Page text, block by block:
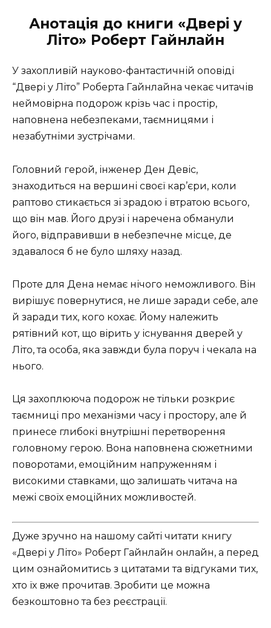
Анотація до книги «Двері у
Літо» Роберт Гайнлайн
У захопливій науково-фантастичній оповіді
“Двері у Літо” Роберта Гайнлайна чекає читачів
неймовірна подорож крізь час і простір,
наповнена небезпеками, таємницями і
незабутніми зустрічами.
Головний герой, інженер Ден Девіс,
знаходиться на вершині своєї кар’єри, коли
раптово стикається зі зрадою і втратою всього,
що він мав. Його друзі і наречена обманули
його, відправивши в небезпечне місце, де
здавалося б не було шляху назад.
Проте для Дена немає нічого неможливого. Він
вирішує повернутися, не лише заради себе, але
й заради тих, кого кохає. Йому належить
рятівний кот, що вірить у існування дверей у
Літо, та особа, яка завжди була поруч і чекала на
нього.
Ця захоплююча подорож не тільки розкриє
таємниці про механізми часу і простору, але й
принесе глибокі внутрішні перетворення
головному герою. Вона наповнена сюжетними
поворотами, емоційним напруженням і
високими ставками, що залишать читача на
межі своїх емоційних можливостей.
Дуже зручно на нашому сайті читати книгу
«Двері у Літо» Роберт Гайнлайн онлайн, а перед
цим ознайомитись з цитатами та відгуками тих,
хто їх вже прочитав. Зробити це можна
безкоштовно та без реєстрації.